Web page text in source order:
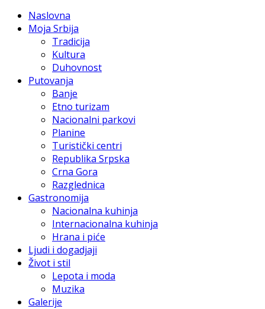
Naslovna
Moja Srbija
Tradicija
Kultura
Duhovnost
Putovanja
Banje
Etno turizam
Nacionalni parkovi
Planine
Turistički centri
Republika Srpska
Crna Gora
Razglednica
Gastronomija
Nacionalna kuhinja
Internacionalna kuhinja
Hrana i piće
Ljudi i dogadjaji
Život i stil
Lepota i moda
Muzika
Galerije